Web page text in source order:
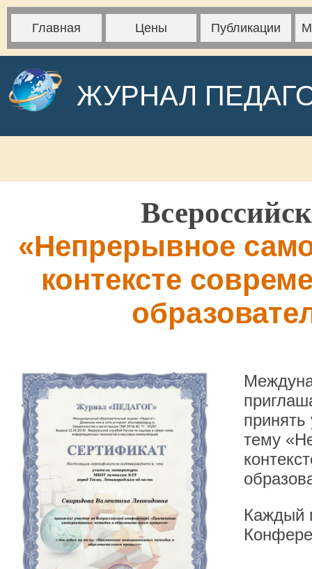
Главная Цены Публикации
ЖУРНАЛ
«Непрерывное
контексте
тему
Каждый